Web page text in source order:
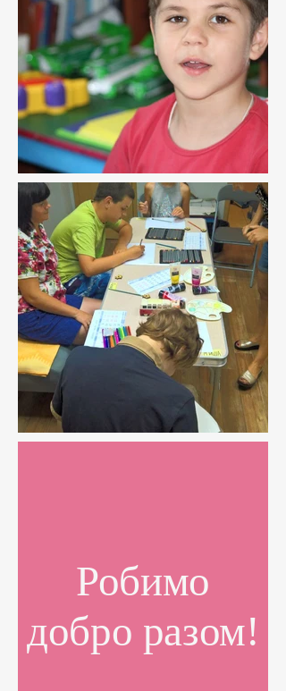
Робимо
добро разом!